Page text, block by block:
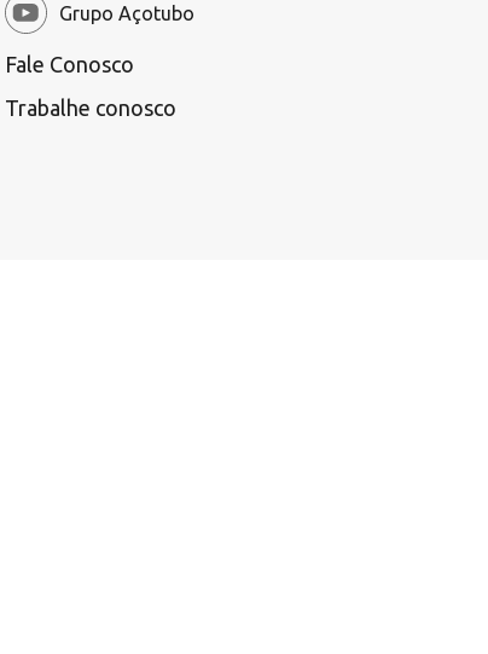
Grupo Açotubo
Fale Conosco
Trabalhe conosco